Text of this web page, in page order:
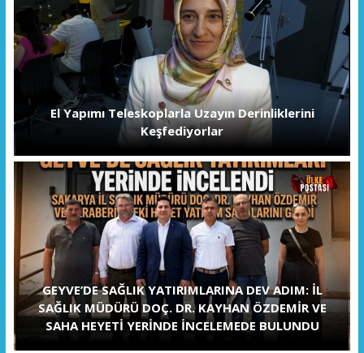
El Yapımı Teleskoplarla Uzayın Derinliklerini
Keşfediyorlar
GEYVE’DE SAĞLIK YATIRIMLARINA DEV ADIM: İL
SAĞLIK MÜDÜRÜ DOÇ. DR. KAYHAN ÖZDEMİR VE
SAHA HEYETİ YERİNDE İNCELEMEDE BULUNDU